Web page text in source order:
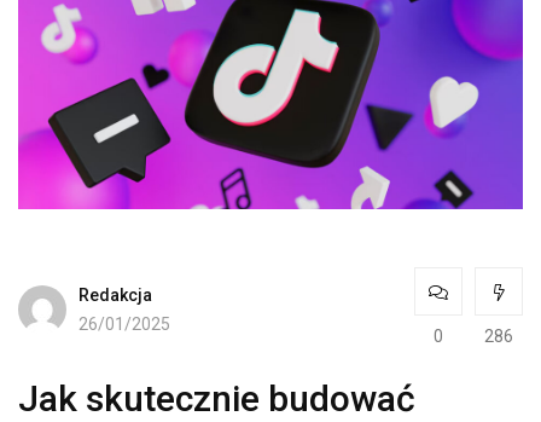
Redakcja
26/01/2025
0 286
Jak skutecznie budować